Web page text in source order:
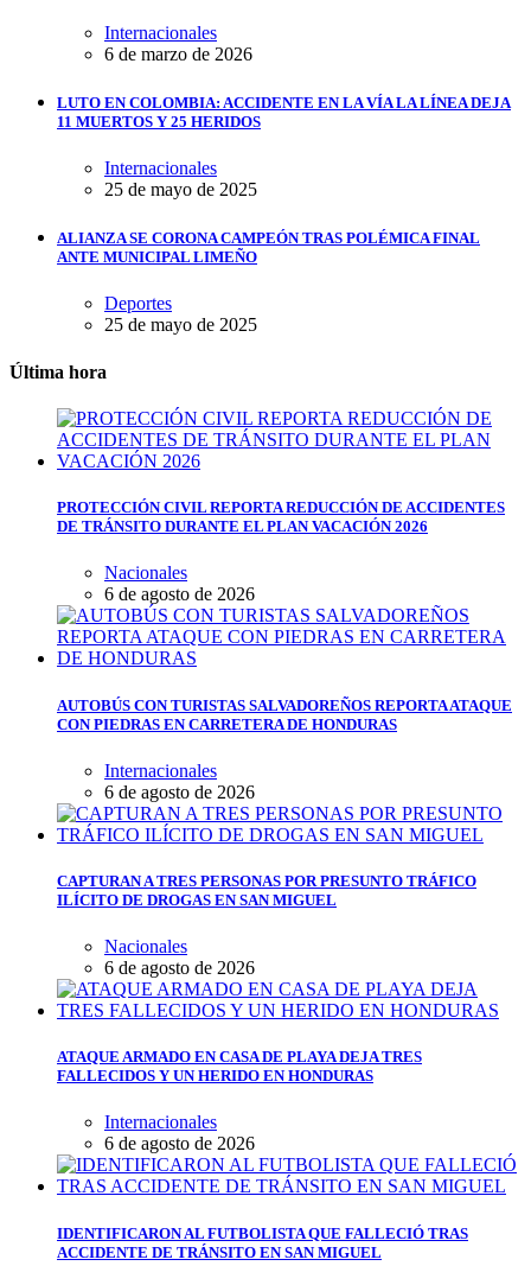
Internacionales
6 de marzo de 2026
LUTO EN COLOMBIA: ACCIDENTE EN LA VÍA LA LÍNEA DEJA
11 MUERTOS Y 25 HERIDOS
Internacionales
25 de mayo de 2025
ALIANZA SE CORONA CAMPEÓN TRAS POLÉMICA FINAL
ANTE MUNICIPAL LIMEÑO
Deportes
25 de mayo de 2025
Última hora
PROTECCIÓN CIVIL REPORTA REDUCCIÓN DE ACCIDENTES
DE TRÁNSITO DURANTE EL PLAN VACACIÓN 2026
Nacionales
6 de agosto de 2026
AUTOBÚS CON TURISTAS SALVADOREÑOS REPORTA ATAQUE
CON PIEDRAS EN CARRETERA DE HONDURAS
Internacionales
6 de agosto de 2026
CAPTURAN A TRES PERSONAS POR PRESUNTO TRÁFICO
ILÍCITO DE DROGAS EN SAN MIGUEL
Nacionales
6 de agosto de 2026
ATAQUE ARMADO EN CASA DE PLAYA DEJA TRES
FALLECIDOS Y UN HERIDO EN HONDURAS
Internacionales
6 de agosto de 2026
IDENTIFICARON AL FUTBOLISTA QUE FALLECIÓ TRAS
ACCIDENTE DE TRÁNSITO EN SAN MIGUEL